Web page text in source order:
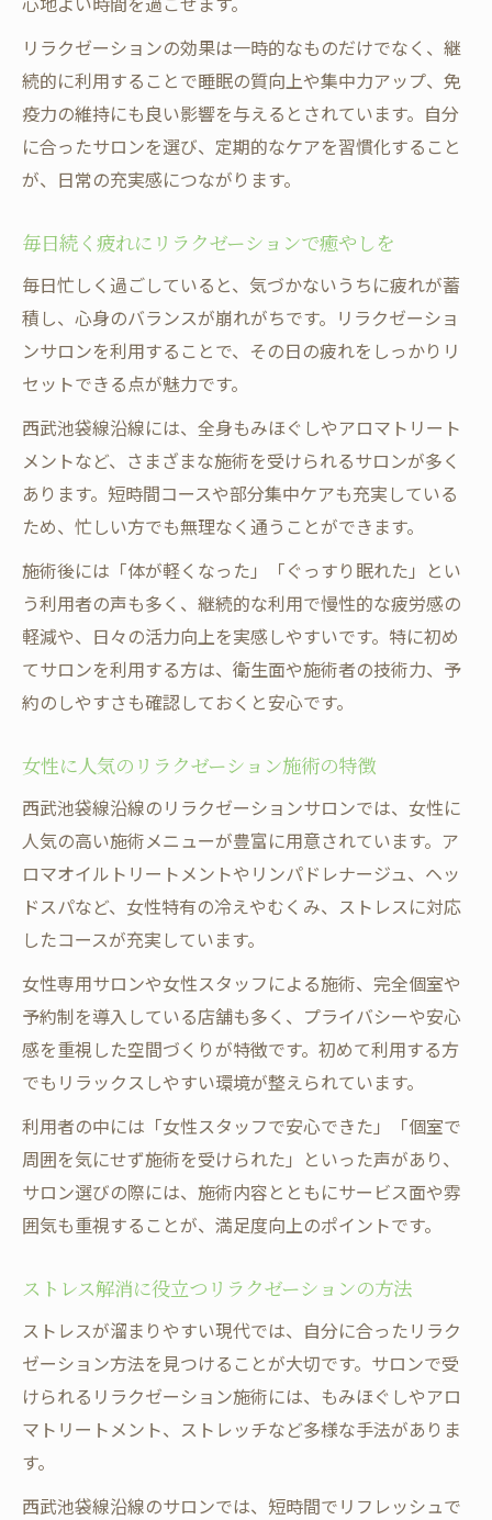
リラクゼーションの効果は一時的なものだけでなく、継
続的に利用することで睡眠の質向上や集中力アップ、免
疫力の維持にも良い影響を与えるとされています。自分
に合ったサロンを選び、定期的なケアを習慣化すること
が、日常の充実感につながります。
毎日続く疲れにリラクゼーションで癒やしを
毎日忙しく過ごしていると、気づかないうちに疲れが蓄
積し、心身のバランスが崩れがちです。リラクゼーショ
ンサロンを利用することで、その日の疲れをしっかりリ
セットできる点が魅力です。
西武池袋線沿線には、全身もみほぐしやアロマトリート
メントなど、さまざまな施術を受けられるサロンが多く
あります。短時間コースや部分集中ケアも充実している
ため、忙しい方でも無理なく通うことができます。
施術後には「体が軽くなった」「ぐっすり眠れた」とい
う利用者の声も多く、継続的な利用で慢性的な疲労感の
軽減や、日々の活力向上を実感しやすいです。特に初め
てサロンを利用する方は、衛生面や施術者の技術力、予
約のしやすさも確認しておくと安心です。
女性に人気のリラクゼーション施術の特徴
西武池袋線沿線のリラクゼーションサロンでは、女性に
人気の高い施術メニューが豊富に用意されています。ア
ロマオイルトリートメントやリンパドレナージュ、ヘッ
ドスパなど、女性特有の冷えやむくみ、ストレスに対応
したコースが充実しています。
女性専用サロンや女性スタッフによる施術、完全個室や
予約制を導入している店舗も多く、プライバシーや安心
感を重視した空間づくりが特徴です。初めて利用する方
でもリラックスしやすい環境が整えられています。
利用者の中には「女性スタッフで安心できた」「個室で
周囲を気にせず施術を受けられた」といった声があり、
サロン選びの際には、施術内容とともにサービス面や雰
囲気も重視することが、満足度向上のポイントです。
ストレス解消に役立つリラクゼーションの方法
ストレスが溜まりやすい現代では、自分に合ったリラク
ゼーション方法を見つけることが大切です。サロンで受
けられるリラクゼーション施術には、もみほぐしやアロ
マトリートメント、ストレッチなど多様な手法がありま
す。
西武池袋線沿線のサロンでは、短時間でリフレッシュで